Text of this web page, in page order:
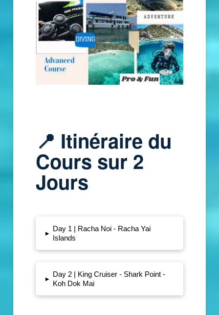
📍 Itinéraire du
Cours sur 2
Jours
▸
Day 1 | Racha Noi - Racha Yai
Islands
▸
Day 2 | King Cruiser - Shark Point -
Koh Dok Mai